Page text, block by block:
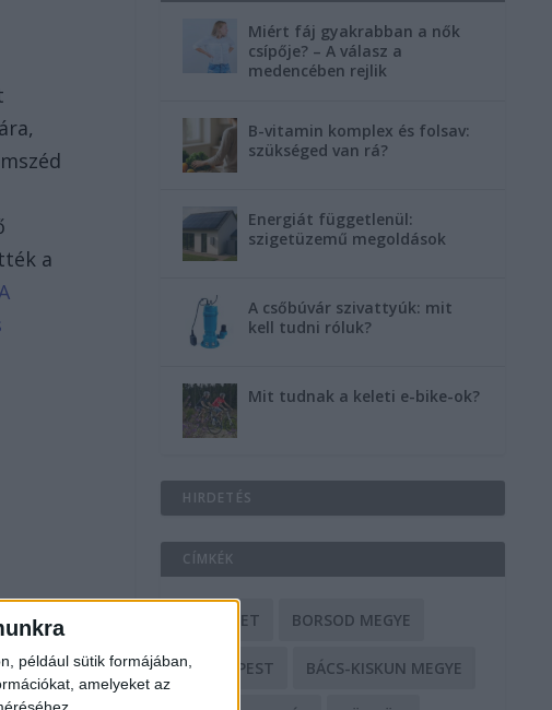
például sütik formájában,
amelyeket az
a
Miért fáj gyakrabban a nők
csípője? – A válasz a
medencében rejlik
B-vitamin komplex és folsav:
szükséged van rá?
Energiát függetlenül:
szigetüzemű megoldások
A csőbúvár szivattyúk: mit
kell tudni róluk?
Mit tudnak a keleti e-bike-ok?
HIRDETÉS
CÍMKÉK
BALESET BORSOD MEGYE
BUDAPEST BÁCS-KISKUN MEGYE